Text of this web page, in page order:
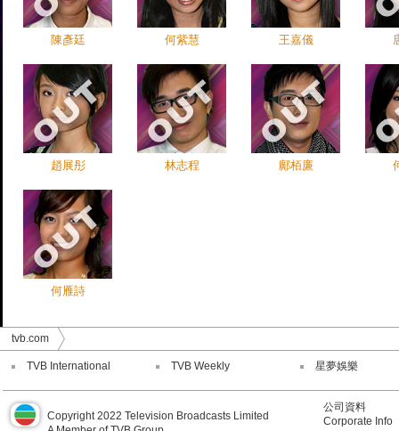
陳彥廷 何紫慧 王嘉儀
趙展彤 林志程 鄺栢廉
何雁詩
tvb.com
TVB International TVB Weekly 星夢娛樂
Copyright 2022 Television Broadcasts Limited
公司資料
Corporate Info